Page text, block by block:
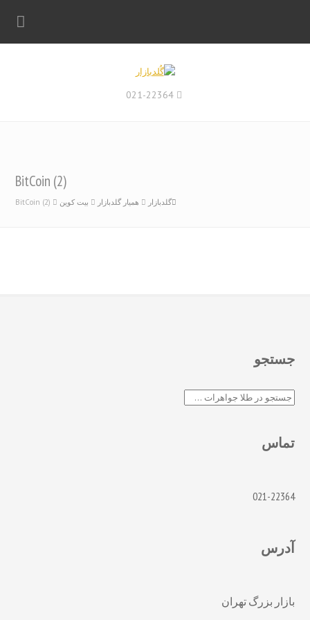
BitCoin (2)
گلدبازار همیار گلدبازار بیت کوین BitCoin (2)
جستجو
جستجو
تماس
021-22364
آدرس
بازار بزرگ تهران